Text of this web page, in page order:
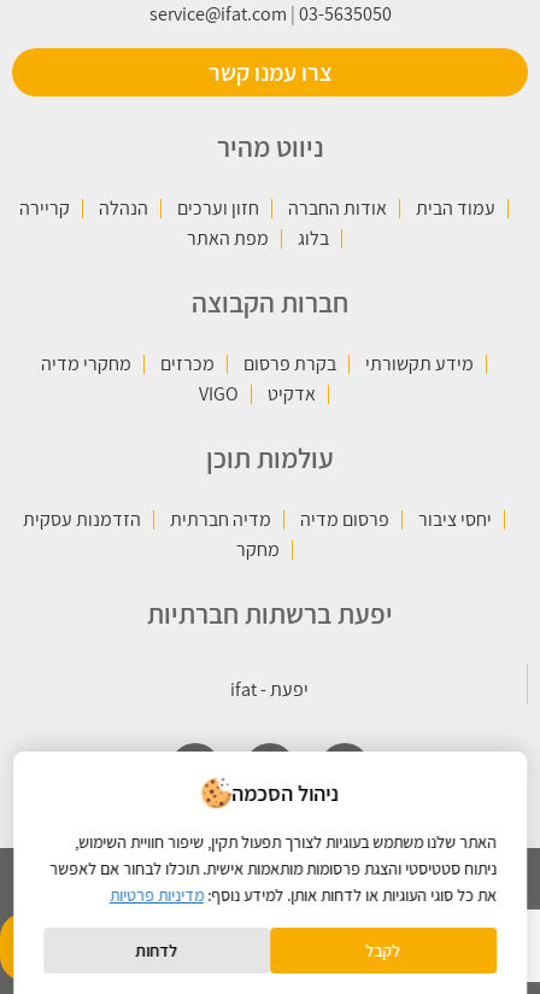
service@ifat.com |03-5635050
צרו עמנו קשר
ניווט מהיר
עמוד הבית אודות החברה חזון וערכים הנהלה
קריירה
בלוג
מפת האתר
חברות הקבוצה
מידע תקשורתי בקרת פרסום מכרזים
מחקרי מדיה
אדקיט
VIGO
עולמות תוכן
יחסי ציבור פרסום מדיה מדיה חברתית
הזדמנות עסקית
מחקר
יפעת ברשתות חברתיות
כל הזכויות שמורות © 2026 קבוצת יפעת | מדיניות הפרטיות
Created By
- תחזוקת
ניהול הסכמה
האתר שלנו משתמש בעוגיות לצורך תפעול תקין, שיפור חוויית השימוש,
ניתוח סטטיסטי והצגת פרסומות מותאמות אישית. תוכלו לבחור אם לאפשר
את כל סוגי העוגיות או לדחות אותן. למידע נוסף:מדיניות פרטיות
לקבל לדחות